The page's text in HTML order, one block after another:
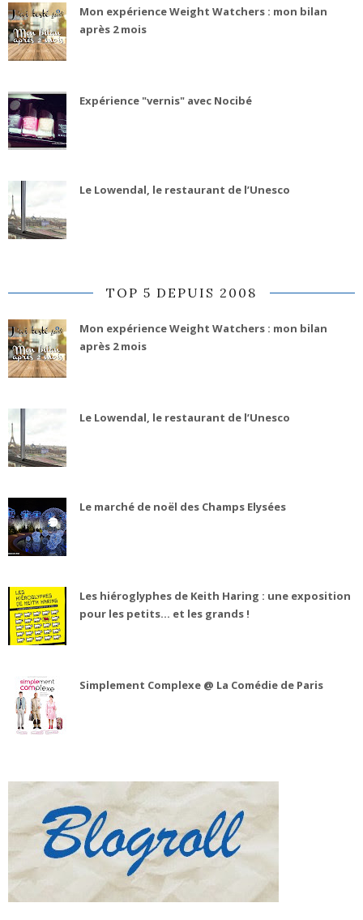
Mon expérience Weight Watchers : mon bilan
après 2 mois
Expérience "vernis" avec Nocibé
Le Lowendal, le restaurant de l’Unesco
TOP 5 DEPUIS 2008
Mon expérience Weight Watchers : mon bilan
après 2 mois
Le Lowendal, le restaurant de l’Unesco
Le marché de noël des Champs Elysées
Les hiéroglyphes de Keith Haring : une exposition
pour les petits... et les grands !
Simplement Complexe @ La Comédie de Paris